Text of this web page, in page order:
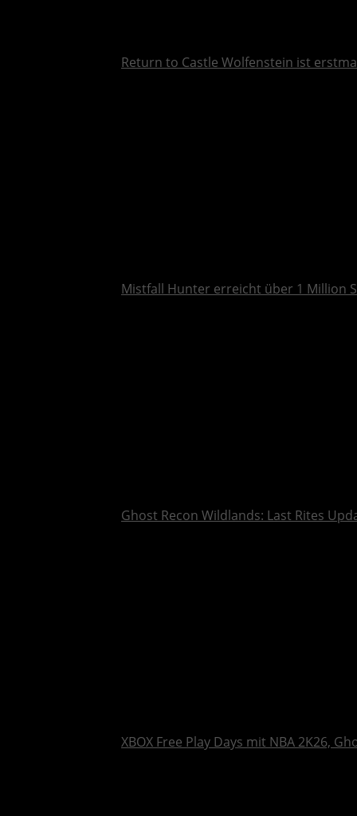
Return to Castle Wolfenstein ist
Mistfall Hunter erreicht über 1 Million
Ghost Recon Wildlands: Last Rites
XBOX Free Play Days mit NBA 2K26,